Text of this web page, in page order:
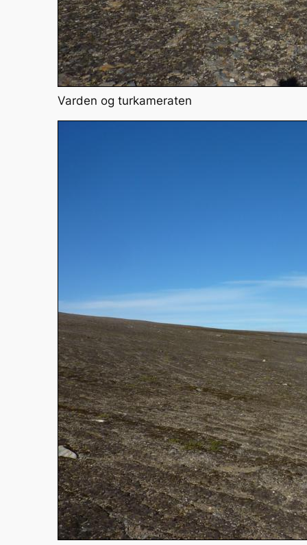
Varden og turkameraten